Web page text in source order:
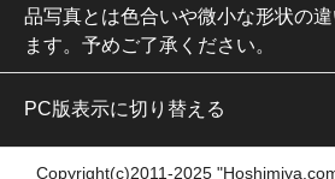
品写真とは色合いや微小な形状の
ます。予めご了承ください。
PC版表示に切り替える
Copyright(c)2011-2025